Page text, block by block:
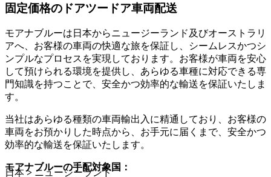
固定価格のドアツードア車両配送
モアナブルーは日本からニュージーランド及びオーストラリ
アへ、お客様の車両の快適な旅を保証し、シームレスかつシ
ンプルなプロセスを実現しております。お客様が車両を安心
して預けられる環境を提供し、あらゆる車種に対応できる専
門知識を持つことで、安全かつ効率的な輸送を保証いたしま
す。
当社はあらゆる種類の車両輸出入に精通しており、お客様の
車両をお預かりした時点から、お手元に届くまで、安全かつ
効率的な輸送を保証いたします。
モアナブルーの手配対象国：
日本> ニュージーランド